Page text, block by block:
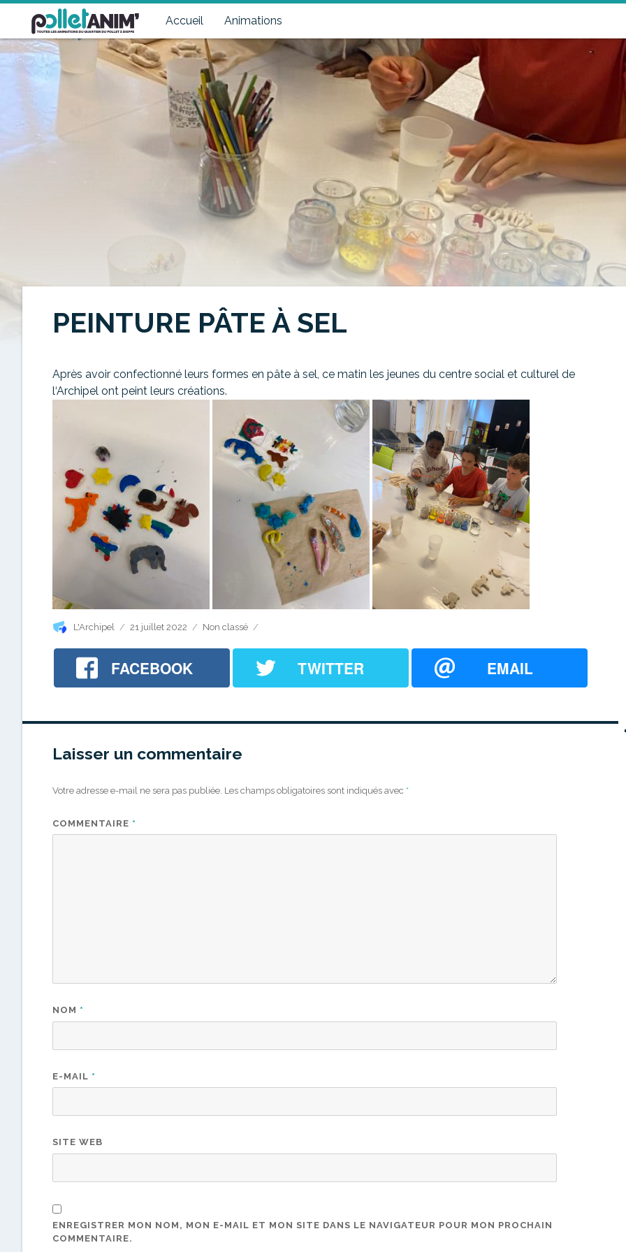
Accueil Animations
Pollet Anim'
Toutes les animations du quartier du Pollet à Dieppe
PEINTURE PÂTE À SEL
Après avoir confectionné leurs formes en pâte à sel, ce matin les jeunes du centre social et culturel de
l‘Archipel ont peint leurs créations.
Auteur
L'Archipel
Publié
21 juillet 2022 Catégories
Non classé
FACEBOOK TWITTER EMAIL
Laisser un commentaire
Votre adresse e-mail ne sera pas publiée. Les champs obligatoires sont indiqués avec *
COMMENTAIRE *
NOM *
E-MAIL *
SITE WEB
ENREGISTRER MON NOM, MON E-MAIL ET MON SITE DANS LE NAVIGATEUR POUR MON PROCHAIN
COMMENTAIRE.